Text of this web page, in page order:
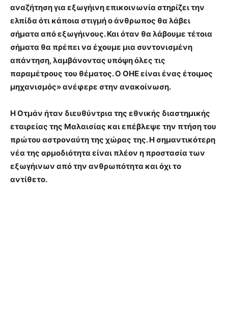
αναζήτηση για εξωγήινη επικοινωνία στηρίζει την
ελπίδα ότι κάποια στιγµή ο άνθρωπος θα λάβει
σήµατα από εξωγήινους. Και όταν θα λάβουµε τέτοια
σήµατα θα πρέπει να έχουµε µια συντονισµένη
απάντηση, λαµβάνοντας υπόψη όλες τις
παραµέτρους του θέµατος. Ο ΟΗΕ είναι ένας έτοιµος
µηχανισµός» ανέφερε στην ανακοίνωση.
Η Οτµάν ήταν διευθύντρια της εθνικής διαστηµικής
εταιρείας της Μαλαισίας και επέβλεψε την πτήση του
πρώτου αστροναύτη της χώρας της. Η σημαντικότερη
νέα της αρμοδιότητα είναι πλέον η προστασία των
εξωγήινων από την ανθρωπότητα και όχι το
αντίθετο.